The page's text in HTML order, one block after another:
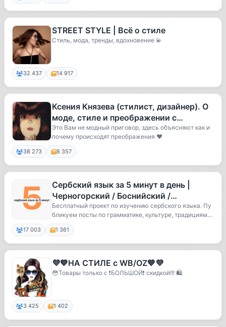
STREET STYLE | Всё о стиле
Стиль, мода, тренды, вдохновение 💫
32 437 14 917
Ксения Князева (стилист, дизайнер). О
моде, стиле и преображении с
юмором.
Это Вам не модный приговор, здесь объясняют как и
почему происходят преображения ❤️
38 273 8 357
Сербский язык за 5 минут в день |
Черногорский / Боснийский /
Хорватский язык | Српски jезик | Srpsk
Бесплатный проект по изучению сербского языка. Пу
бликуем посты по грамматике, культуре, традициям...
17 003 1 361
💜💙НА СТИЛЕ с WB/OZ💙💜
😳Товары только с ❗️БОЛЬШОЙ❗️ скидкой!!! 🛍️
3 425 1 402